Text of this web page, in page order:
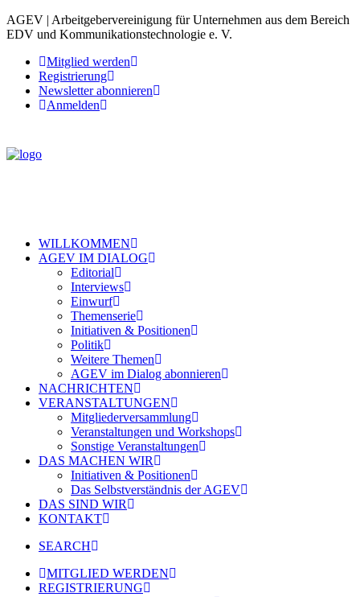
AGEV | Arbeitgebervereinigung für Unternehmen aus dem Bereich
EDV und Kommunikationstechnologie e. V.
Mitglied werden
Registrierung
Newsletter abonnieren
Anmelden
WILLKOMMEN
AGEV IM DIALOG
Editorial
Interviews
Einwurf
Themenserie
Initiativen & Positionen
Politik
Weitere Themen
AGEV im Dialog abonnieren
NACHRICHTEN
VERANSTALTUNGEN
Mitgliederversammlung
Veranstaltungen und Workshops
Sonstige Veranstaltungen
DAS MACHEN WIR
Initiativen & Positionen
Das Selbstverständnis der AGEV
DAS SIND WIR
KONTAKT
SEARCH
MITGLIED WERDEN
REGISTRIERUNG